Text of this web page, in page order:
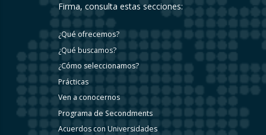
Firma, consulta estas secciones:
¿Qué ofrecemos?
¿Qué buscamos?
¿Cómo seleccionamos?
Prácticas
Ven a conocernos
Programa de Secondments
Acuerdos con Universidades